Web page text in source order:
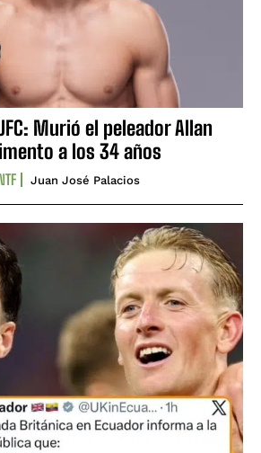
UFC: Murió el peleador Allan
a los 34 años
Juan José Palacios